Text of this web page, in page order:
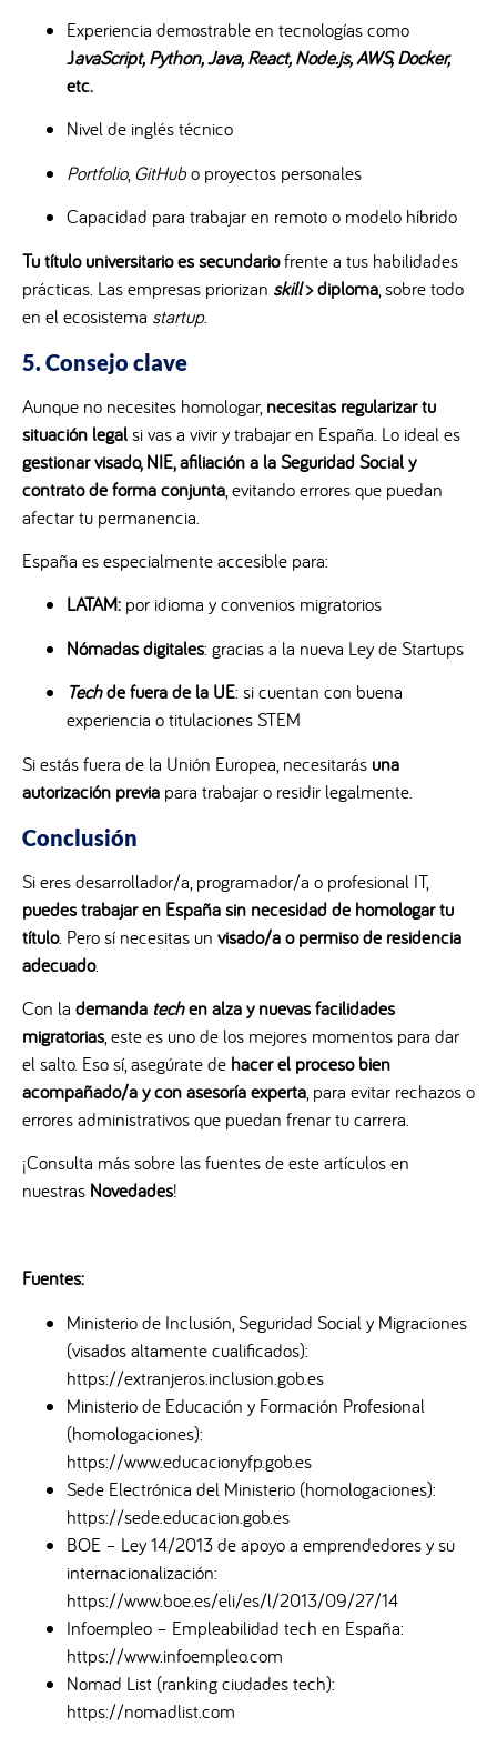
Experiencia demostrable en tecnologías como
JavaScript, Python, Java, React, Node.js, AWS, Docker,
etc.
Nivel de inglés técnico
Portfolio, GitHubo proyectos personales
Capacidad para trabajar en remoto o modelo híbrido
Tu título universitario es secundariofrente a tus habilidades
prácticas. Las empresas priorizan skill> diploma, sobre todo
en el ecosistema startup.
5. Consejo clave
Aunque no necesites homologar, necesitas regularizar tu
situación legalsi vas a vivir y trabajar en España. Lo ideal es
gestionar visado, NIE, afiliación a la Seguridad Social y
contrato de forma conjunta, evitando errores que puedan
afectar tu permanencia.
España es especialmente accesible para:
LATAM: por idioma y convenios migratorios
Nómadas digitales: gracias a la nueva Ley de Startups
Techde fuera de la UE: si cuentan con buena
experiencia o titulaciones STEM
Si estás fuera de la Unión Europea, necesitarás una
autorización previa para trabajar o residir legalmente.
Conclusión
Si eres desarrollador/a, programador/a o profesional IT,
puedes trabajar en España sin necesidad de homologar tu
título. Pero sí necesitas un visado/a o permiso de residencia
adecuado.
Con la demanda techen alza y nuevas facilidades
migratorias, este es uno de los mejores momentos para dar
el salto. Eso sí, asegúrate de hacer el proceso bien
acompañado/a y con asesoría experta, para evitar rechazos o
errores administrativos que puedan frenar tu carrera.
¡Consulta más sobre las fuentes de este artículos en
nuestras Novedades!
Fuentes:
Ministerio de Inclusión, Seguridad Social y Migraciones
(visados altamente cualificados):
https://extranjeros.inclusion.gob.es
Ministerio de Educación y Formación Profesional
(homologaciones):
https://www.educacionyfp.gob.es
Sede Electrónica del Ministerio (homologaciones):
https://sede.educacion.gob.es
BOE – Ley 14/2013 de apoyo a emprendedores y su
internacionalización:
https://www.boe.es/eli/es/l/2013/09/27/14
Infoempleo – Empleabilidad tech en España:
https://www.infoempleo.com
Nomad List (ranking ciudades tech):
https://nomadlist.com